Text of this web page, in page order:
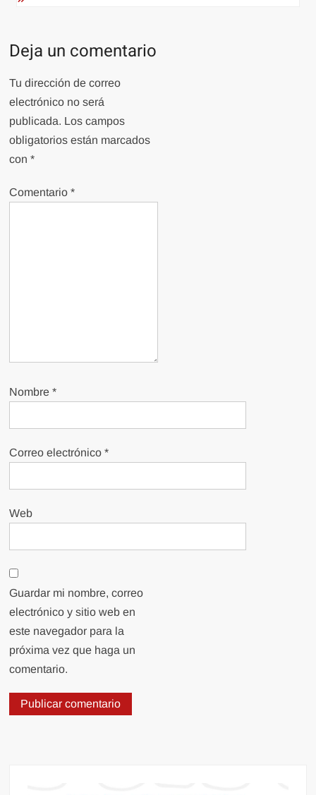
Deja un comentario
Tu dirección de correo
electrónico no será
publicada. Los campos
obligatorios están marcados
con*
Comentario*
Nombre*
Correo electrónico*
Web
Guardar mi nombre, correo
electrónico y sitio web en
este navegador para la
próxima vez que haga un
comentario.